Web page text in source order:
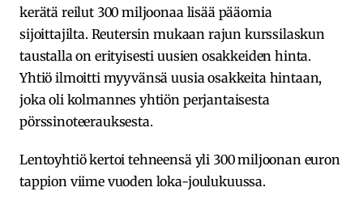
kerätä reilut 300 miljoonaa lisää pääomia
sijoittajilta. Reutersin mukaan rajun kurssilaskun
taustalla on erityisesti uusien osakkeiden hinta.
Yhtiö ilmoitti myyvänsä uusia osakkeita hintaan,
joka oli kolmannes yhtiön perjantaisesta
pörssinoteerauksesta.
Lentoyhtiö kertoi tehneensä yli 300 miljoonan euron
tappion viime vuoden loka-joulukuussa.